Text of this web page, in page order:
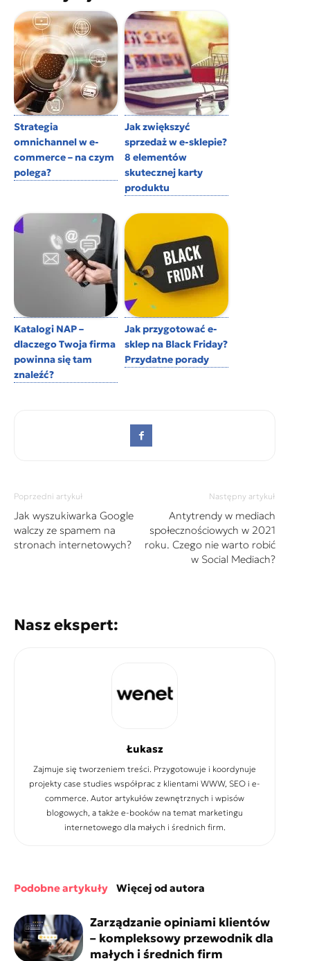
Strategia
omnichannel w e-
commerce – na czym
polega?
Jak zwiększyć
sprzedaż w e-sklepie?
8 elementów
skutecznej karty
produktu
Katalogi NAP –
dlaczego Twoja firma
powinna się tam
znaleźć?
Jak przygotować e-
sklep na Black Friday?
Przydatne porady
Poprzedni artykuł
Jak wyszukiwarka Google
walczy ze spamem na
stronach internetowych?
Następny artykuł
Antytrendy w mediach
społecznościowych w 2021
roku. Czego nie warto robić
w Social Mediach?
Nasz ekspert:
Łukasz
Zajmuje się tworzeniem treści. Przygotowuje i koordynuje
projekty case studies współprac z klientami WWW, SEO i e-
commerce. Autor artykułów zewnętrznych i wpisów
blogowych, a także e-booków na temat marketingu
internetowego dla małych i średnich firm.
podobne artykuły więcej od autora
Zarządzanie opiniami klientów
– kompleksowy przewodnik dla
małych i średnich firm